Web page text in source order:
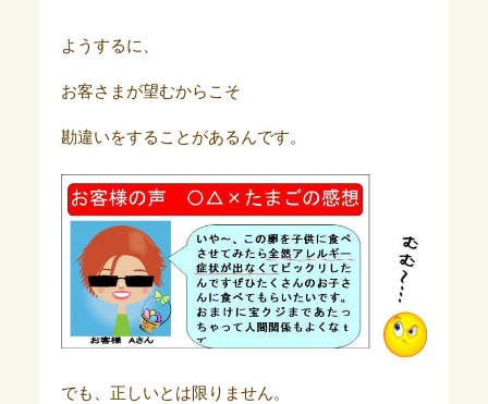
ようするに、
お客さまが望むからこそ
勘違いをすることがあるんです。
でも、正しいとは限りません。